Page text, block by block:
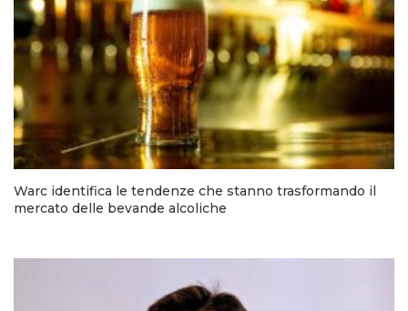
Warc identifica le tendenze che stanno trasformando il
mercato delle bevande alcoliche